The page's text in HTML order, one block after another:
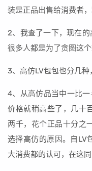
装是正品出售给消费者
2、我查了一下，现在
很多人都是为了贪图这
3、高仿LV包包也分几种
4、从高仿品当中一比
价格就稍高些了，几十
两千，花个正品十分之
选择高仿的原因。自LV
大消费都的认可，在这